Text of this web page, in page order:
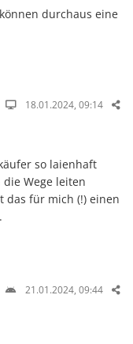
durchaus eine
18.01.2024, 09:14
so laienhaft
Wege leiten
das für mich (!) einen
21.01.2024, 09:44